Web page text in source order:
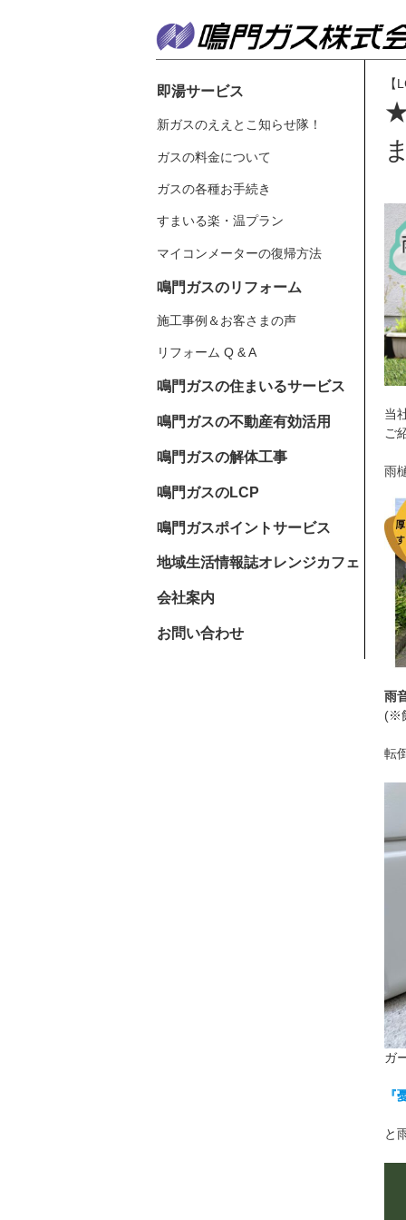
即湯サービス
新ガスのええとこ知らせ隊！
ガスの料金について
ガスの各種お手続き
すまいる楽・温プラン
マイコンメーターの復帰方法
鳴門ガスのリフォーム
施工事例＆お客さまの声
リフォーム Q & A
鳴門ガスの住まいるサービス
鳴門ガスの不動産有効活用
鳴門ガスの解体工事
鳴門ガスのLCP
鳴門ガスポイントサービス
地域生活情報誌オレンジカフェ
会社案内
お問い合わせ
【
当
ご
雨
雨
(※
転
ガ
と